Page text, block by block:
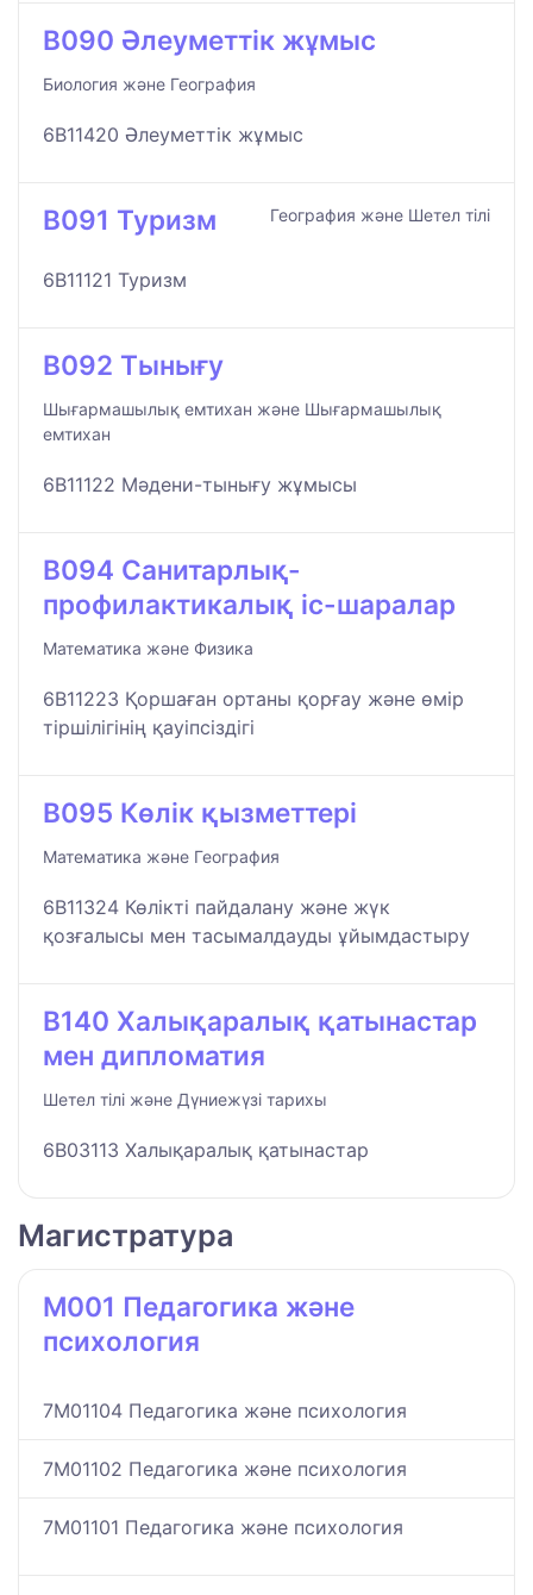
B090 Әлеуметтік жұмыс
Биология және География
6B11420 Әлеуметтік жұмыс
B091 Туризм География және Шетел тілі
6B11121 Туризм
B092 Тынығу
Шығармашылық емтихан және Шығармашылық
емтихан
6B11122 Мәдени-тынығу жұмысы
B094 Санитарлық-
профилактикалық іс-шаралар
Математика және Физика
6B11223 Қоршаған ортаны қорғау және өмір
тіршілігінің қауіпсіздігі
B095 Көлік қызметтері
Математика және География
6B11324 Көлікті пайдалану және жүк
қозғалысы мен тасымалдауды ұйымдастыру
B140 Халықаралық қатынастар
мен дипломатия
Шетел тілі және Дүниежүзі тарихы
6B03113 Халықаралық қатынастар
Магистратура
M001 Педагогика және
психология
7M01104 Педагогика және психология
7M01102 Педагогика және психология
7M01101 Педагогика және психология